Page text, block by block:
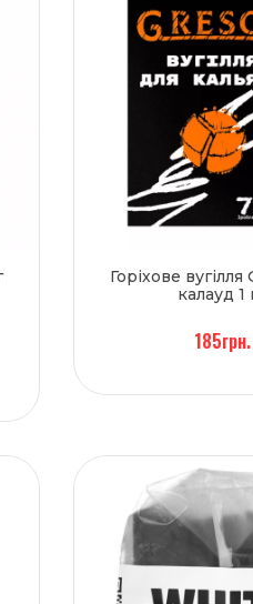
Горіхове вугілля
калауд 1
185грн.